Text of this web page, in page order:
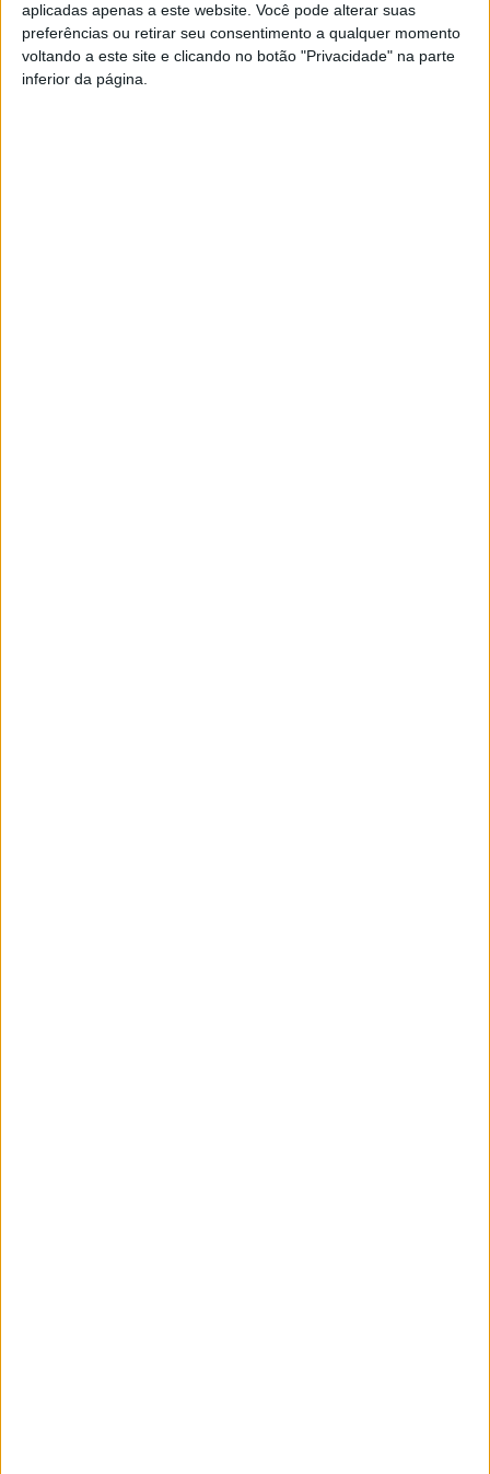
aplicadas apenas a este website. Você pode alterar suas
preferências ou retirar seu consentimento a qualquer momento
voltando a este site e clicando no botão "Privacidade" na parte
inferior da página.
Para mais informações, os interessados devem contactar
a Piscina Municipal de Sátão através do número de
telefone +351 232 980 800 (chamada para a rede fixa